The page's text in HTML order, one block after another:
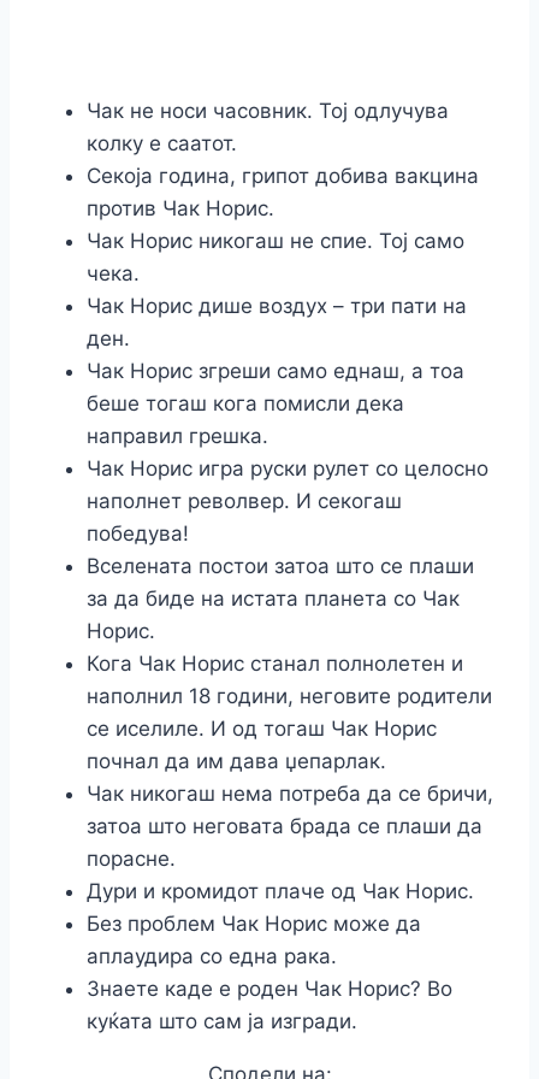
Чак не носи часовник. Тој одлучува
колку е саатот.
Секоја година, грипот добива вакцина
против Чак Норис.
Чак Норис никогаш не спие. Тој само
чека.
Чак Норис дише воздух – три пати на
ден.
Чак Норис згреши само еднаш, а тоа
беше тогаш кога помисли дека
направил грешка.
Чак Норис игра руски рулет со целосно
наполнет револвер. И секогаш
победува!
Вселената постои затоа што се плаши
за да биде на истата планета со Чак
Норис.
Кога Чак Норис станал полнолетен и
наполнил 18 години, неговите родители
се иселиле. И од тогаш Чак Норис
почнал да им дава џепарлак.
Чак никогаш нема потреба да се бричи,
затоа што неговата брада се плаши да
порасне.
Дури и кромидот плаче од Чак Норис.
Без проблем Чак Норис може да
аплаудира со една рака.
Знаете каде е роден Чак Норис? Во
куќата што сам ја изгради.